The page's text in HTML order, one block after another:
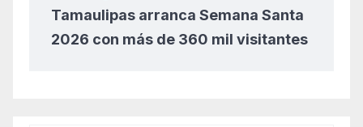
Tamaulipas arranca Semana Santa
2026 con más de 360 mil visitantes